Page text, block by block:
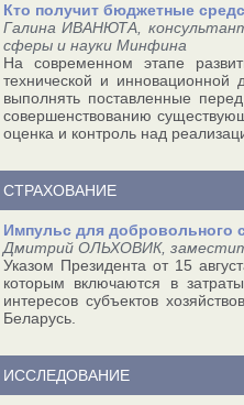
Кто получит бюджетные
Галина ИВАНЮТА, консультант
сферы и науки Минфина
На современном этапе
технической и
выполнять поставленные
совершенствованию
оценка и контроль над
СТРАХОВАНИЕ
Импульс для добровольного
Дмитрий ОЛЬХОВИК,
Указом Президента от 15
которым включаются в
интересов субъектов
Беларусь.
ИССЛЕДОВАНИЕ